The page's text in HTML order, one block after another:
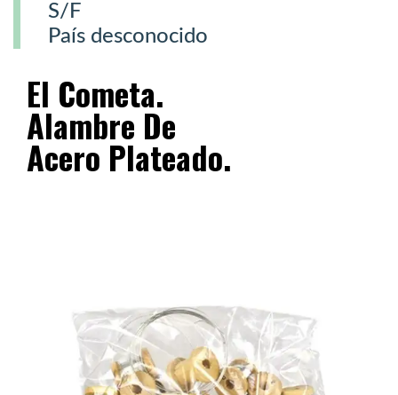
S/F
País desconocido
El Cometa.
Alambre De
Acero Plateado.